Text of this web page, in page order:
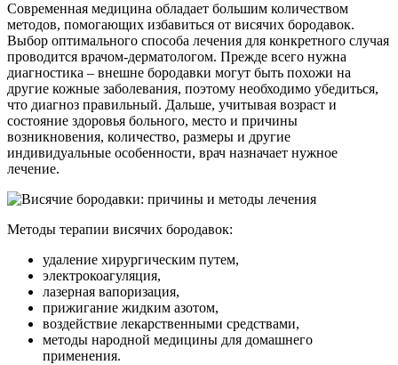
Современная медицина обладает большим количеством
методов, помогающих избавиться от висячих бородавок.
Выбор оптимального способа лечения для конкретного случая
проводится врачом-дерматологом. Прежде всего нужна
диагностика – внешне бородавки могут быть похожи на
другие кожные заболевания, поэтому необходимо убедиться,
что диагноз правильный. Дальше, учитывая возраст и
состояние здоровья больного, место и причины
возникновения, количество, размеры и другие
индивидуальные особенности, врач назначает нужное
лечение.
Методы терапии висячих бородавок:
удаление хирургическим путем,
электрокоагуляция,
лазерная вапоризация,
прижигание жидким азотом,
воздействие лекарственными средствами,
методы народной медицины для домашнего
применения.